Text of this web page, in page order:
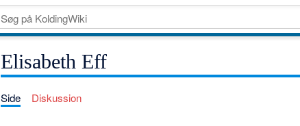
Elisabeth Eff
Side Diskussion